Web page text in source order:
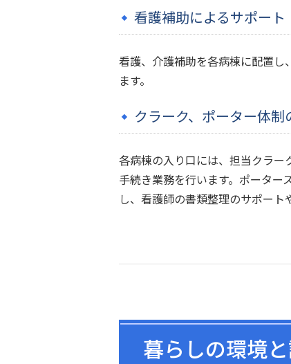
看護補助によるサポート
看護、介護補助を各病棟に配置
ます。
クラーク、ポーター体制
各病棟の入り口には、担当クラ
手続き業務を行います。ポーター
し、看護師の書類整理のサポート
暮らしの環境